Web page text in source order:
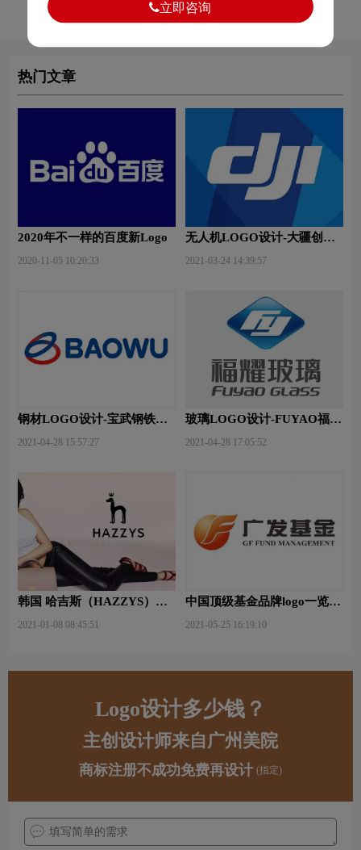
50 赞
热门文章
2020年不一样的百度新Logo
2020-11-05 10:20:33
无人机LOGO设计-大疆创新
2021-03-24 14:39:57
钢材LOGO设计-宝武钢铁品
2021-04-28 15:57:27
玻璃LOGO设计-FUYAO福耀
2021-04-28 17:05:52
韩国 哈吉斯（HAZZYS）品
2021-01-08 08:45:51
中国顶级基金品牌logo一览：
2021-05-25 16:19:10
Logo设计多少钱？
主创设计师来自广州美院
商标注册不成功免费再设计 (指定)
立即咨询